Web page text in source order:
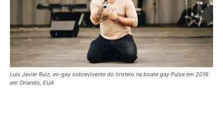
Luis Javier Ruiz, ex-gay sobrevivente do tiroteio na boate gay Pulse em 2016
em Orlando, EUA